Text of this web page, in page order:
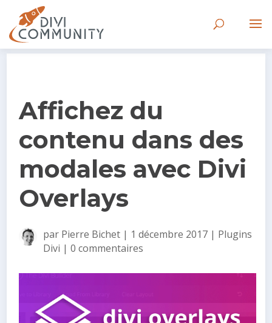
Affichez du
contenu dans des
modales avec Divi
Overlays
par Pierre Bichet | 1 décembre 2017 | Plugins
Divi |0 commentaires